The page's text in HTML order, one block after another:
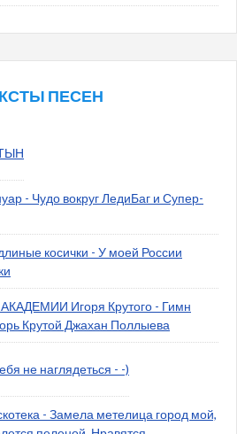
ПЕСЕН
- Чудо вокруг ЛедиБаг и Супер-
косички - У моей России
Игоря Крутого - Гимн
Крутой Джахан Поллыева
не наглядеться - -)
- Замела метелица город мой,